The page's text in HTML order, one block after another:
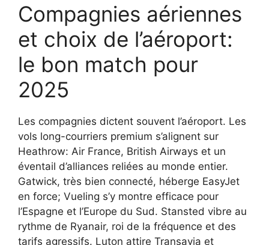
Compagnies aériennes
et choix de l’aéroport:
le bon match pour
2025
Les compagnies dictent souvent l’aéroport. Les
vols long-courriers premium s’alignent sur
Heathrow: Air France, British Airways et un
éventail d’alliances reliées au monde entier.
Gatwick, très bien connecté, héberge EasyJet
en force; Vueling s’y montre efficace pour
l’Espagne et l’Europe du Sud. Stansted vibre au
rythme de Ryanair, roi de la fréquence et des
tarifs agressifs. Luton attire Transavia et